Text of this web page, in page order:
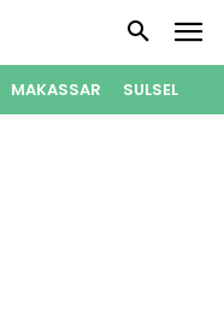
MAKASSAR SULSEL